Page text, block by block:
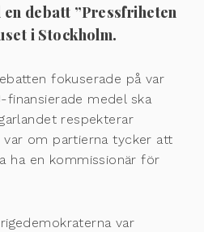
debatt ”Pressfriheten
i Stockholm.
fokuserade på var
finansierade medel ska
respekterar
var om partierna tycker att
ha en kommissionär för
var